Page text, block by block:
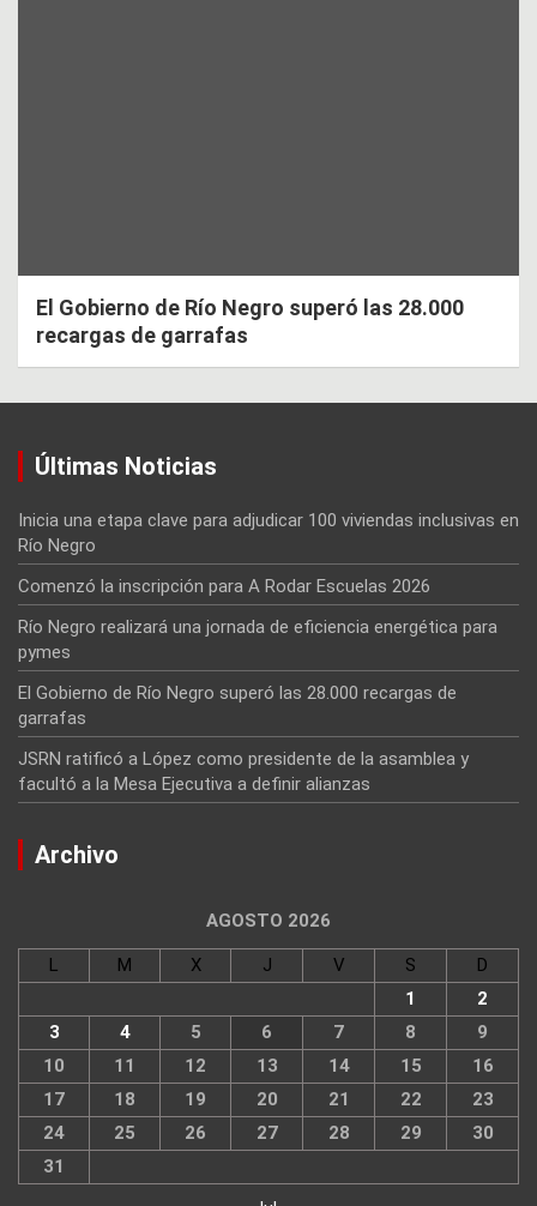
El Gobierno de Río Negro superó las 28.000
recargas de garrafas
Últimas Noticias
Inicia una etapa clave para adjudicar 100 viviendas inclusivas en
Río Negro
Comenzó la inscripción para A Rodar Escuelas 2026
Río Negro realizará una jornada de eficiencia energética para
pymes
El Gobierno de Río Negro superó las 28.000 recargas de
garrafas
JSRN ratificó a López como presidente de la asamblea y
facultó a la Mesa Ejecutiva a definir alianzas
Archivo
AGOSTO 2026
L M X J V S
D
1
2
3
4 5 6 7 8
9
10
11 12 13 14 15
16
17
18 19 20 21 22
23
24
25 26 27 28 29
30
31